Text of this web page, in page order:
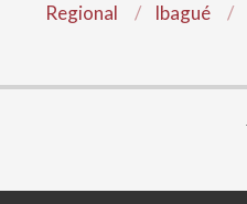
Regional Ibagué